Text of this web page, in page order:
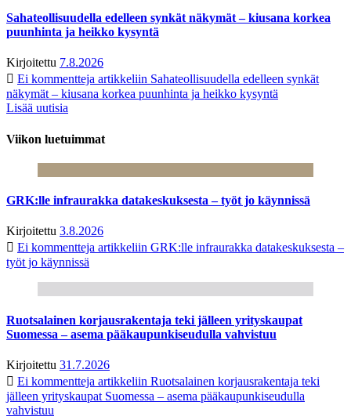
Sahateollisuudella edelleen synkät näkymät – kiusana korkea
puunhinta ja heikko kysyntä
Kirjoitettu 7.8.2026
Ei kommentteja artikkeliin Sahateollisuudella edelleen synkät
näkymät – kiusana korkea puunhinta ja heikko kysyntä
Lisää uutisia
Viikon luetuimmat
GRK:lle infraurakka datakeskuksesta – työt jo käynnissä
Kirjoitettu 3.8.2026
Ei kommentteja artikkeliin GRK:lle infraurakka datakeskuksesta –
työt jo käynnissä
Ruotsalainen korjausrakentaja teki jälleen yrityskaupat
Suomessa – asema pääkaupunkiseudulla vahvistuu
Kirjoitettu 31.7.2026
Ei kommentteja artikkeliin Ruotsalainen korjausrakentaja teki
jälleen yrityskaupat Suomessa – asema pääkaupunkiseudulla
vahvistuu